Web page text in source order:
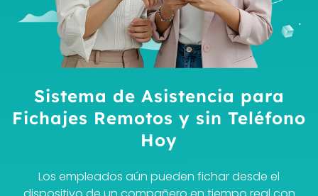
Sistema de Asistencia para
Fichajes Remotos y sin Teléfono
Hoy
Los empleados aún pueden fichar desde el